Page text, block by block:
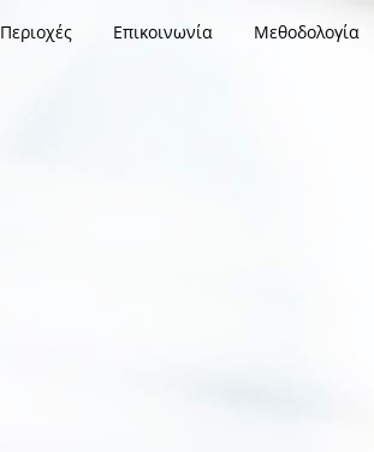
Περιοχές Επικοινωνία Μεθοδολογία